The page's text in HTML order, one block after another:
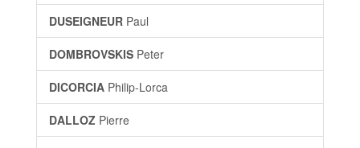
DUSEIGNEUR Paul
DOMBROVSKIS Peter
DICORCIA Philip-Lorca
DALLOZ Pierre